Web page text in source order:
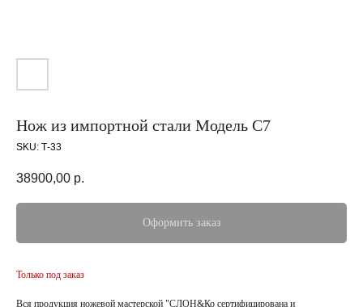
Нож из импортной стали Модель С7
SKU: Т-33
38900,00 р.
Оформить заказ
Только под заказ
Вся продукция ножевой мастерской "СЛОН&Ко сертифицирована и